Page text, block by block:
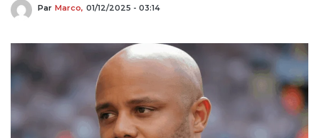
Par Marco, 01/12/2025 - 03:14